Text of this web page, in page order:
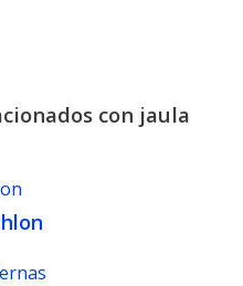
con jaula